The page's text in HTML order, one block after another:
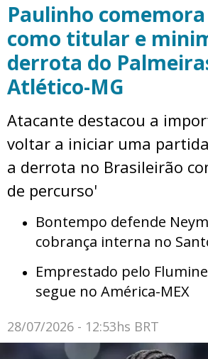
Paulinho
como titular e
derrota do
Atlético-MG
Atacante destacou a
voltar a iniciar uma
a derrota no Brasileirão
de percurso'
Bontempo defende
cobrança interna no
Emprestado pelo
segue no América-MEX
28/07/2026 - 12:53hs BRT